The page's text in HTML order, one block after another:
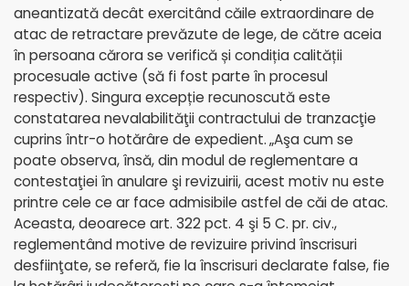
aneantizată decât exercitând căile extraordinare de
atac de retractare prevăzute de lege, de către aceia
în persoana cărora se verifică și condiția calității
procesuale active (să fi fost parte în procesul
respectiv). Singura excepție recunoscută este
constatarea nevalabilităţii contractului de tranzacţie
cuprins într-o hotărâre de expedient.„Aşa cum se
poate observa, însă, din modul de reglementare a
contestaţiei în anulare şi revizuirii, acest motiv nu este
printre cele ce ar face admisibile astfel de căi de atac.
Aceasta, deoarece art. 322 pct. 4 şi 5 C. pr. civ.,
reglementând motive de revizuire privind înscrisuri
desfiinţate, se referă, fie la înscrisuri declarate false, fie